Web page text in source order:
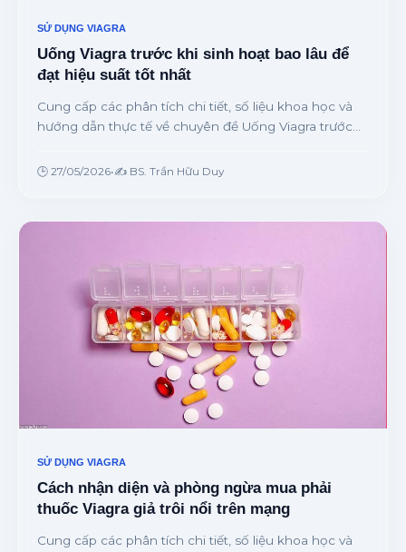
SỬ DỤNG VIAGRA
Uống Viagra trước khi sinh hoạt bao lâu để
đạt hiệu suất tốt nhất
Cung cấp các phân tích chi tiết, số liệu khoa học và
hướng dẫn thực tế về chuyên đề Uống Viagra trước
chuyên gia.
🕒 27/05/2026•✍️ BS. Trần Hữu Duy
SỬ DỤNG VIAGRA
Cách nhận diện và phòng ngừa mua phải
thuốc Viagra giả trôi nổi trên mạng
Cung cấp các phân tích chi tiết, số liệu khoa học và